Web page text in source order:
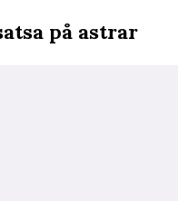
på astrar